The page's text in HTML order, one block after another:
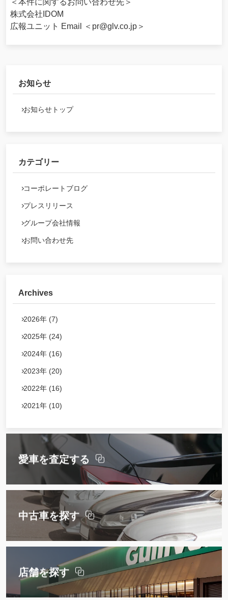
＜本件に関するお問い合わせ先＞
株式会社IDOM
広報ユニット Email ＜pr@glv.co.jp＞
お知らせ
お知らせトップ
カテゴリー
コーポレートブログ
プレスリリース
グループ会社情報
お問い合わせ先
Archives
2026年 (7)
2025年 (24)
2024年 (16)
2023年 (20)
2022年 (16)
2021年 (10)
愛車を査定する
中古車を探す
店舗を探す